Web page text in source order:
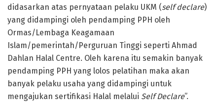
didasarkan atas pernyataan pelaku UKM (self declare)
yang didampingi oleh pendamping PPH oleh
Ormas/Lembaga Keagamaan
Islam/pemerintah/Perguruan Tinggi seperti Ahmad
Dahlan Halal Centre. Oleh karena itu semakin banyak
pendamping PPH yang lolos pelatihan maka akan
banyak pelaku usaha yang didampingi untuk
mengajukan sertifikasi Halal melalui Self Declare”.